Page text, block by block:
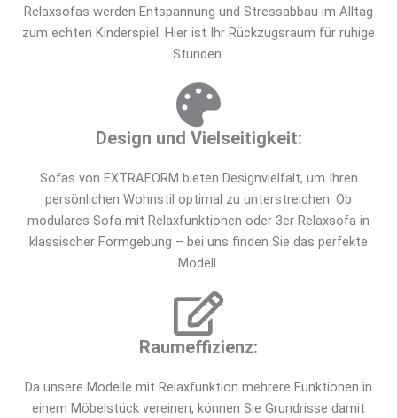
Relaxsofas werden Entspannung und Stressabbau im Alltag
zum echten Kinderspiel. Hier ist Ihr Rückzugsraum für ruhige
Stunden.
Design und Vielseitigkeit:
Sofas von EXTRAFORM bieten Designvielfalt, um Ihren
persönlichen Wohnstil optimal zu unterstreichen. Ob
modulares Sofa mit Relaxfunktionen oder 3er Relaxsofa in
klassischer Formgebung – bei uns finden Sie das perfekte
Modell.
Raumeffizienz:
Da unsere Modelle mit Relaxfunktion mehrere Funktionen in
einem Möbelstück vereinen, können Sie Grundrisse damit